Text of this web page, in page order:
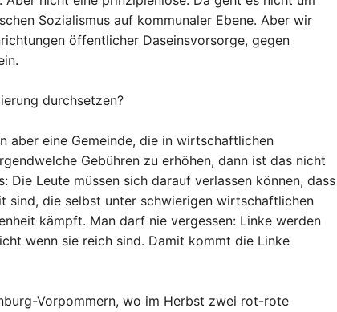
Sozialismus auf kommunaler Ebene. Aber wir
öffentlicher Daseinsvorsorge, gegen
durchsetzen?
aber eine Gemeinde, die in wirtschaftlichen
Gebühren zu erhöhen, dann ist das nicht
Die Leute müssen sich darauf verlassen können, dass
sind, die selbst unter schwierigen wirtschaftlichen
kämpft. Man darf nie vergessen: Linke werden
wenn sie reich sind. Damit kommt die Linke
Vorpommern, wo im Herbst zwei rot-rote